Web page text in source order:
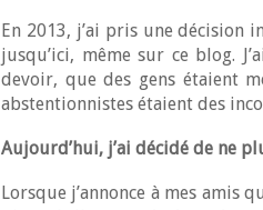
En 2013, j’ai pris une décision
jusqu’ici, même sur ce blog.
devoir, que des gens étaient
abstentionnistes étaient des
Aujourd’hui, j’ai décidé de ne
Lorsque j’annonce à mes amis